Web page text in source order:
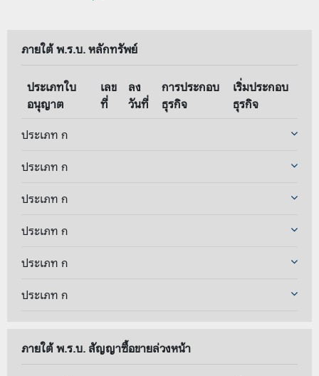
ภายใต้ พ.ร.บ. หลักทรัพย์
ประเภทใบ
อนุญาต
เลข
ที่
ลง
วันที่
การประกอบ
ธุรกิจ
เริ่มประกอบ
ธุรกิจ
ประเภท ก
ประเภท ก
ประเภท ก
ประเภท ก
ประเภท ก
ประเภท ก
ภายใต้ พ.ร.บ. สัญญาซื้อขายล่วงหน้า